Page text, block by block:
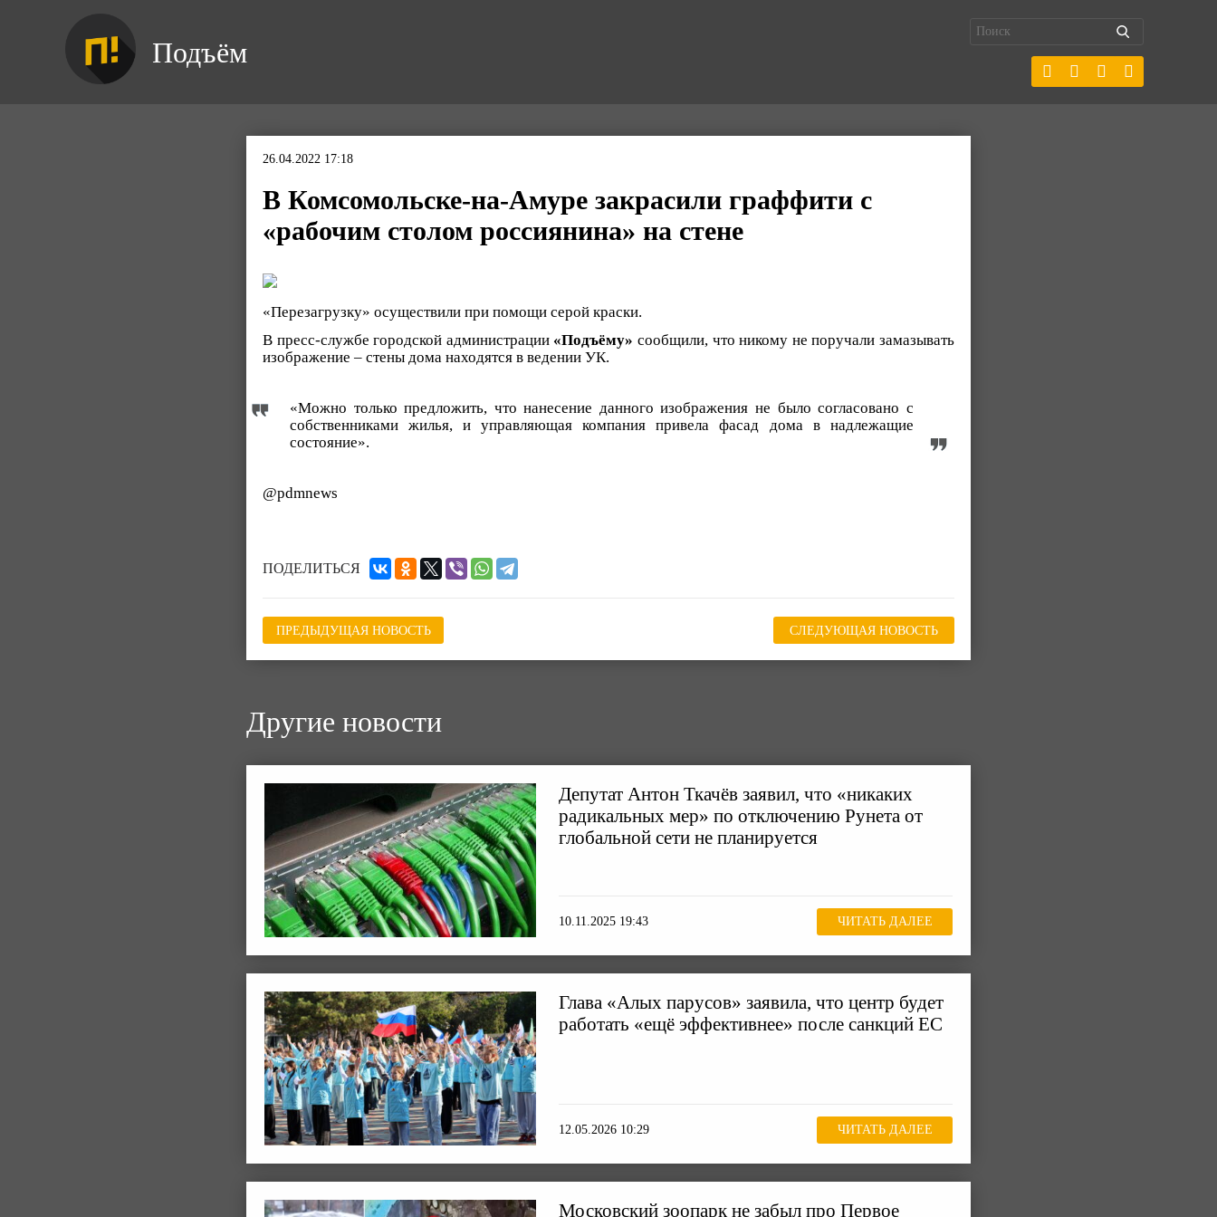
Подъём
26.04.2022 17:18
В Комсомольске-на-Амуре закрасили граффити с
«рабочим столом россиянина» на стене
«Перезагрузку» осуществили при помощи серой краски.
В пресс-службе городской администрации «Подъёму» сообщили, что никому не поручали замазывать
изображение – стены дома находятся в ведении УК.
«Можно только предложить, что нанесение данного изображения не было согласовано с
собственниками жилья, и управляющая компания привела фасад дома в надлежащие
состояние».
@pdmnews
ПОДЕЛИТЬСЯ
ПРЕДЫДУЩАЯ НОВОСТЬ СЛЕДУЮЩАЯ НОВОСТЬ
Другие новости
Депутат Антон Ткачёв заявил, что «никаких
радикальных мер» по отключению Рунета от
глобальной сети не планируется
10.11.2025 19:43 ЧИТАТЬ ДАЛЕЕ
Глава «Алых парусов» заявила, что центр будет
работать «ещё эффективнее» после санкций ЕС
12.05.2026 10:29 ЧИТАТЬ ДАЛЕЕ
Московский зоопарк не забыл про Первое